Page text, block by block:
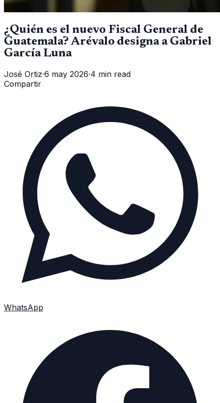
¿Quién es el nuevo Fiscal General de
Guatemala? Arévalo designa a Gabriel
García Luna
José Ortiz·6 may 2026·4 min read
Compartir
WhatsApp